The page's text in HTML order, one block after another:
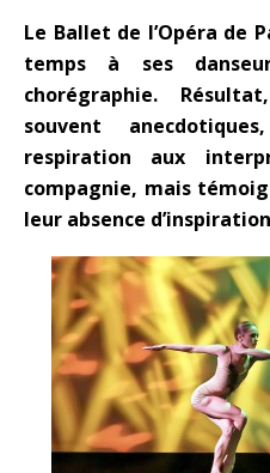
Le Ballet de l’Opéra de
temps à ses
chorégraphie.
souvent
respiration aux
compagnie, mais
leur absence